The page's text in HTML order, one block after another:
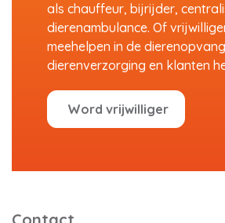
als chauffeur, bijrijder,
dierenambulance. Of
meehelpen in de
dierenverzorging en klanten
Word vrijwilliger